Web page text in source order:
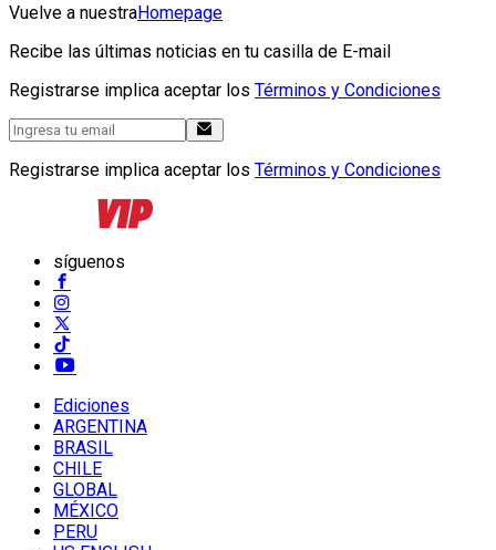
Vuelve a nuestraHomepage
Recibe las últimas noticias en tu casilla de E-mail
Registrarse implica aceptar los Términos y Condiciones
Registrarse implica aceptar los Términos y Condiciones
síguenos
Ediciones
ARGENTINA
BRASIL
CHILE
GLOBAL
MÉXICO
PERU